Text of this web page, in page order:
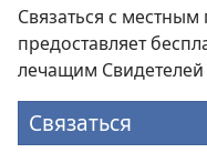
Связаться с
предоставляет
лечащим
Связаться